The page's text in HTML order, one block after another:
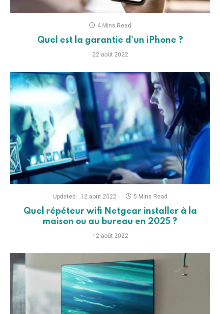
4 Mins Read
Quel est la garantie d’un iPhone ?
22 août 2022
Updated: 12 août 2022 5 Mins Read
Quel répéteur wifi Netgear installer à la
maison ou au bureau en 2025 ?
12 août 2022